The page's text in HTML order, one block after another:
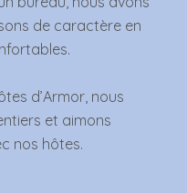
de caractère en
d’Armor, nous
et aimons
nos hôtes.